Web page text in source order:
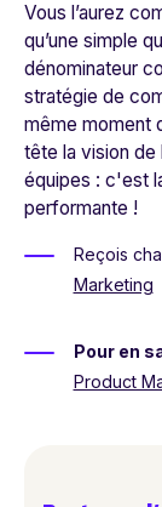
Vous l’aurez
qu’une simple
dénominateur
stratégie de
même moment
tête la vision de
équipes : c'est
performante !
Reçois
Marketing
Pour en
Product